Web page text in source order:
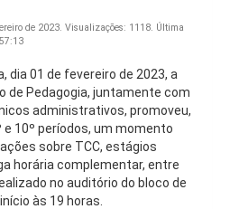
de 2023. Visualizações: 1118. Última
dia 01 de fevereiro de 2023, a
de Pedagogia, juntamente com
administrativos, promoveu,
e 10º períodos, um momento
sobre TCC, estágios
horária complementar, entre
no auditório do bloco de
às 19 horas.